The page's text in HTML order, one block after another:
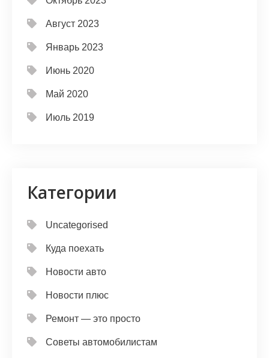
Август 2023
Январь 2023
Июнь 2020
Май 2020
Июль 2019
Категории
Uncategorised
Куда поехать
Новости авто
Новости плюс
Ремонт — это просто
Советы автомобилистам